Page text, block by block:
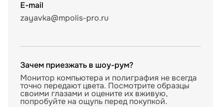
E-mail
zayavka@mpolis-pro.ru
Зачем приезжать в шоу-рум?
Монитор компьютера и полиграфия не всегда
точно передают цвета. Посмотрите образцы
своими глазами и оцените их вживую,
попробуйте на ощупь перед покупкой.